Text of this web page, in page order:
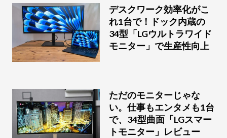
デスクワーク効率化がこ
れ1台で！ドック内蔵の
34型「LGウルトラワイド
モニター」で生産性向上
ただのモニターじゃな
い。仕事もエンタメも1台
で、34型曲面「LGスマー
トモニター」レビュー